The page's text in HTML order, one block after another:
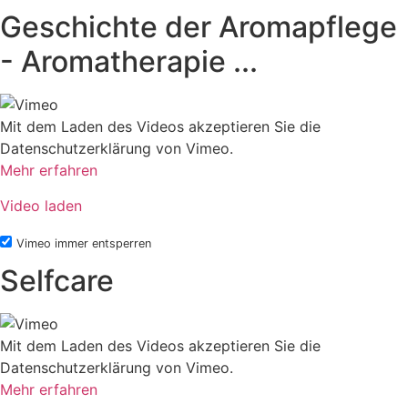
Geschichte der Aromapflege
- Aromatherapie ...
Mit dem Laden des Videos akzeptieren Sie die
Datenschutzerklärung von Vimeo.
Mehr erfahren
Video laden
Vimeo immer entsperren
Selfcare
Mit dem Laden des Videos akzeptieren Sie die
Datenschutzerklärung von Vimeo.
Mehr erfahren